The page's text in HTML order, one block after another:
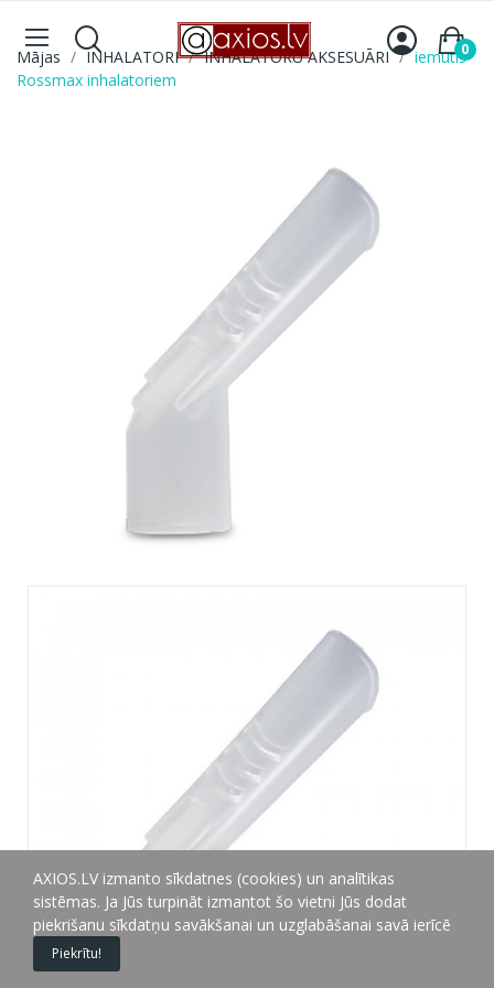
0
Mājas INHALATORI INHALATORU AKSESUĀRI
iemutis
Rossmax inhalatoriem
iemutis Rossmax inhalatoriem
Uzrakstīt atsauksmi
2,20 €
IR UZ VIETAS. ĀTRĀ SAŅEMŠANA VEIKALĀ. Piegāde Latvijā: 1 - 3
darba dienas
AXIOS.LV izmanto sīkdatnes (cookies) un analītikas
sistēmas. Ja Jūs turpināt izmantot šo vietni Jūs dodat
piekrišanu sīkdatņu savākšanai un uzglabāšanai savā ierīcē
Piekrītu!